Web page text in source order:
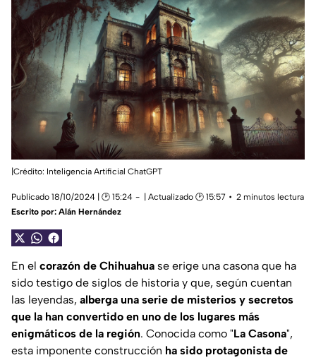
|Crédito: Inteligencia Artificial ChatGPT
Publicado 18/10/2024 | 🕑 15:24 | Actualizado 🕑 15:57
2 minutos lectura
Escrito por: Alán Hernández
En el corazón de Chihuahua se erige una casona que ha
sido testigo de siglos de historia y que, según cuentan
las leyendas, alberga una serie de misterios y secretos
que la han convertido en uno de los lugares más
enigmáticos de la región. Conocida como "La Casona",
esta imponente construcción ha sido protagonista de